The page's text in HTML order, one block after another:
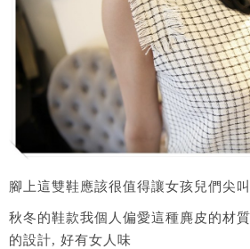
腳上這雙鞋應該很值得讓女孩兒們尖
秋冬的鞋款我個人偏愛這種麂皮的材
的設計, 好有女人味